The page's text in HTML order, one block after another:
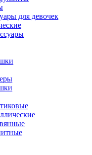
для девочек